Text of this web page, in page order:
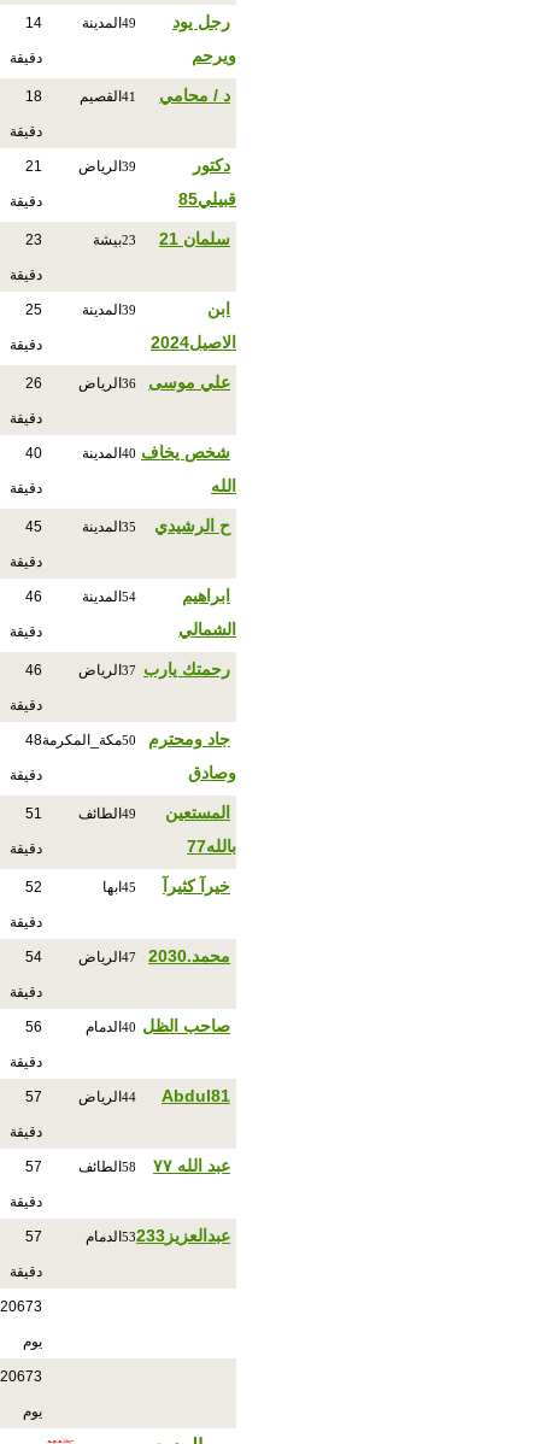
رجل يود
ويرحم
49 المدينة 14
دقيقة
د / محامي 41 القصيم 18
دقيقة
دكتور
قبيلي85
39 الرياض 21
دقيقة
سلمان 21 23بيشة 23
دقيقة
ابن
الاصيل2024
39 المدينة 25
دقيقة
علي موسى 36 الرياض 26
دقيقة
شخص يخاف
الله
40 المدينة 40
دقيقة
ح الرشيدي 35 المدينة 45
دقيقة
ابراهيم
الشمالي
54 المدينة 46
دقيقة
رحمتك يارب 37 الرياض 46
دقيقة
جاد ومحترم
وصادق
50مكة_المكرمة48
دقيقة
المستعين
بالله77
49 الطائف 51
دقيقة
خيرآ كثيرآ 45 ابها 52
دقيقة
محمد.2030 47 الرياض 54
دقيقة
صاحب الظل 40 الدمام 56
دقيقة
Abdul81
44 الرياض 57
دقيقة
عبد الله ٧٧ 58 الطائف 57
دقيقة
عبدالعزيز233 53 الدمام 57
دقيقة
20673
يوم
20673
يوم